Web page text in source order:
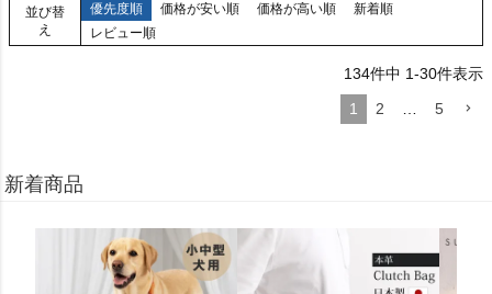
並び替
え
優先度順 価格が安い順 価格が高い順
新着順
レビュー順
134件中 1-30件表示
1
2 … 5
新着商品